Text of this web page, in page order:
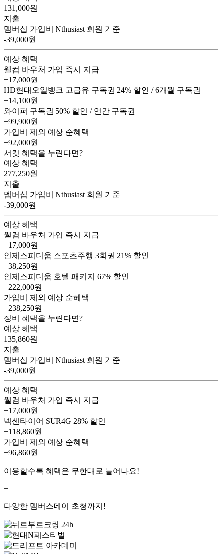
131,000원
지출
멤버십 가입비
Nthusiast 회원 기준
-39,000원
예상 혜택
웰컴 바우처 가입 즉시 지급
+17,000원
HD현대오일뱅크 고급유 구독권 24% 할인 / 6개월 구독권
+14,100원
와이퍼 구독권 50% 할인 / 연간 구독권
+99,900원
가입비 제외 예상 순혜택
+92,000원
서킷 혜택을 누린다면?
예상 혜택
277,250원
지출
멤버십 가입비
Nthusiast 회원 기준
-39,000원
예상 혜택
웰컴 바우처 가입 즉시 지급
+17,000원
인제스피디움 스포츠주행 3회권 21% 할인
+38,250원
인제스피디움 호텔 패키지 67% 할인
+222,000원
가입비 제외 예상 순혜택
+238,250원
정비 혜택을 누린다면?
예상 혜택
135,860원
지출
멤버십 가입비
Nthusiast 회원 기준
-39,000원
예상 혜택
웰컴 바우처 가입 즉시 지급
+17,000원
넥센타이어 SUR4G 28% 할인
+118,860원
가입비 제외 예상 순혜택
+96,860원
이용할수록 혜택은 무한대로 늘어나요!
+
다양한 멤버스데이 초청까지!